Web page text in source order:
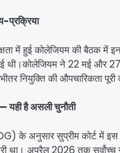
प्रक्रिया
में हुई कोलेजियम की बैठक
थी।कोलेजियम ने 22 मई और
नियुक्ति की औपचारिकता पूरी
है असली चुनौती
के अनुसार सुप्रीम कोर्ट
था। अप्रैल 2026 तक